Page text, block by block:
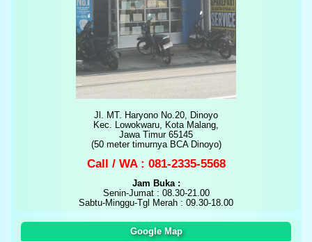
Jl. MT. Haryono No.20, Dinoyo
Kec. Lowokwaru, Kota Malang,
Jawa Timur 65145
(50 meter timurnya BCA Dinoyo)
Call / WA : 081-2335-5568
Jam Buka :
Senin-Jumat : 08.30-21.00
Sabtu-Minggu-Tgl Merah : 09.30-18.00
Google Map